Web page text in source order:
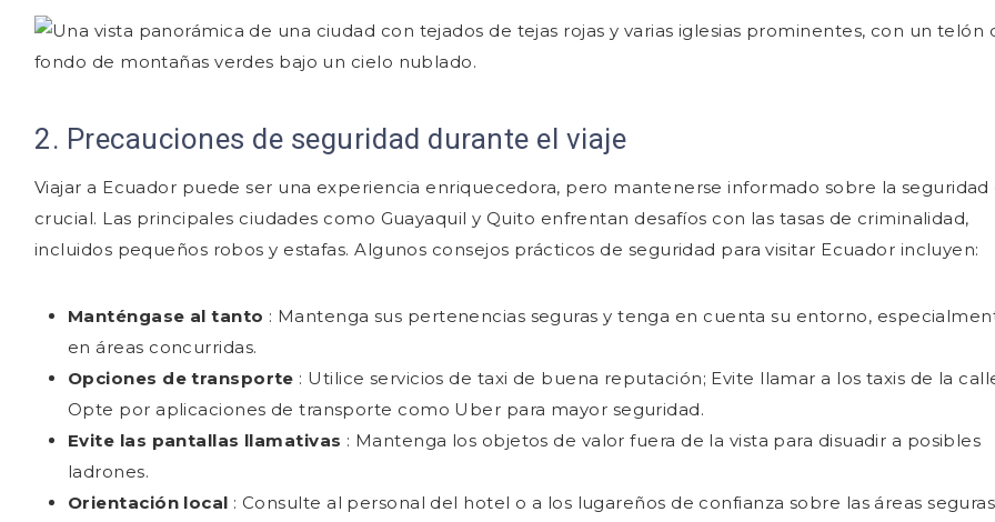
2. Precauciones de seguridad durante el viaje
Viajar a Ecuador puede ser una experiencia enriquecedora, pero mantenerse informado sobre la seguridad
crucial. Las principales ciudades como Guayaquil y Quito enfrentan desafíos con las tasas de criminalidad,
incluidos pequeños robos y estafas. Algunos consejos prácticos de seguridad para visitar Ecuador incluyen:
Manténgase al tanto : Mantenga sus pertenencias seguras y tenga en cuenta su entorno,
en áreas concurridas.
Opciones de transporte : Utilice servicios de taxi de buena reputación; Evite llamar a los taxis de la
Opte por aplicaciones de transporte como Uber para mayor seguridad.
Evite las pantallas llamativas : Mantenga los objetos de valor fuera de la vista para disuadir a posibles
ladrones.
Orientación local : Consulte al personal del hotel o a los lugareños de confianza sobre las áreas